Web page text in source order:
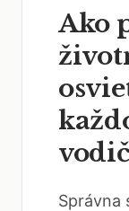
Ako
Správna